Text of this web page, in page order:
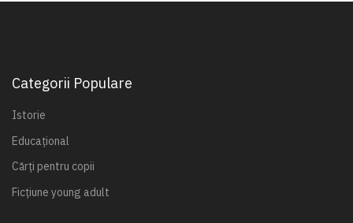
Categorii Populare
Istorie
Educațional
Cărți pentru copii
Ficțiune young adult